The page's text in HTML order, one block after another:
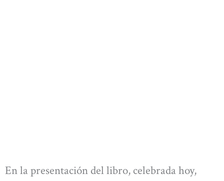
En la presentación del libro, celebrada hoy,